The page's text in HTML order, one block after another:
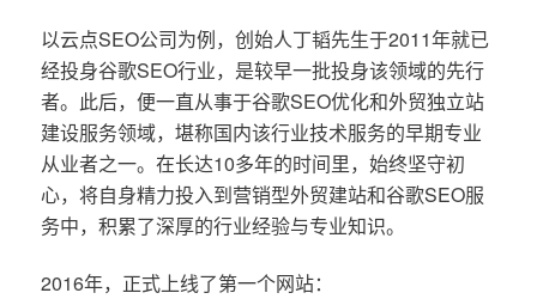
以云点SEO公司为例，创始人丁韬先生于2011年就已
经投身谷歌SEO行业，是较早一批投身该领域的先行
者。此后，便一直从事于谷歌SEO优化和外贸独立站
建设服务领域，堪称国内该行业技术服务的早期专业
从业者之一。在长达10多年的时间里，始终坚守初
心，将自身精力投入到营销型外贸建站和谷歌SEO服
务中，积累了深厚的行业经验与专业知识。
2016年，正式上线了第一个网站：